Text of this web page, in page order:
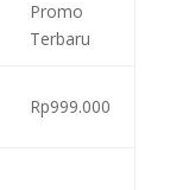
Promo
Terbaru
Rp999.000